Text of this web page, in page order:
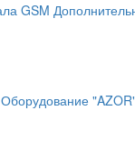
GSM
Оборудование